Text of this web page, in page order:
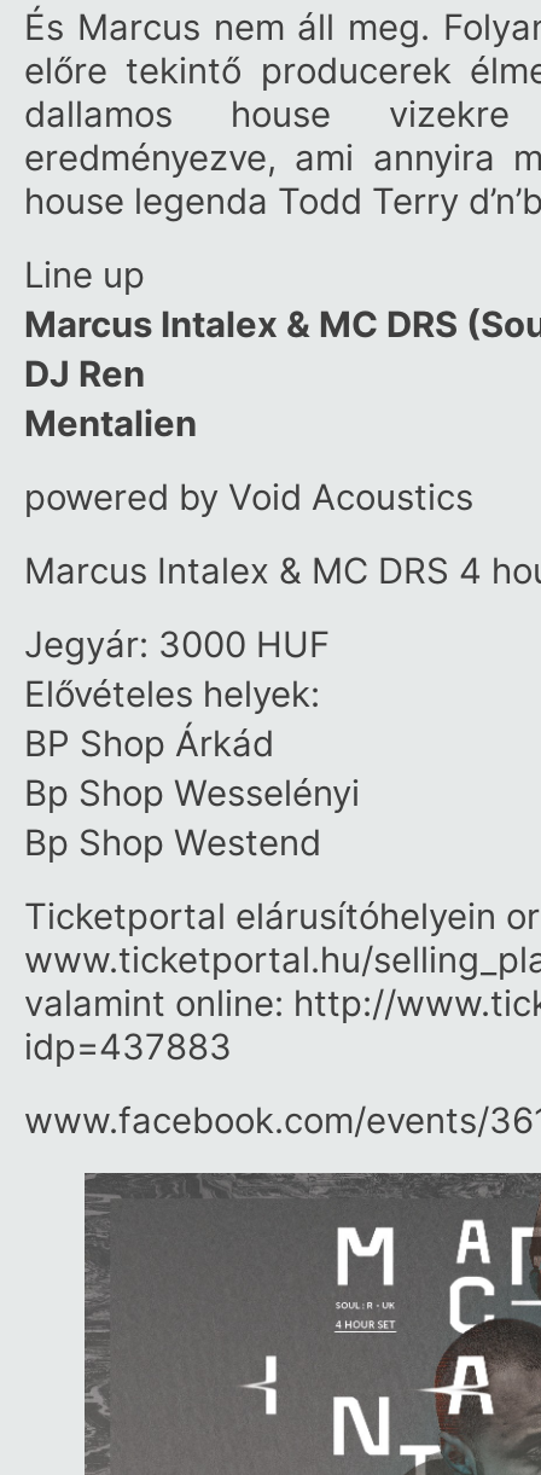
És Marcus nem áll meg.
előre tekintő producerek
dallamos house vizekre
eredményezve, ami annyira
house legenda Todd Terry
Line up
Marcus Intalex & MC DRS
DJ Ren
Mentalien
powered by Void Acoustics
Marcus Intalex & MC DRS 4
Jegyár: 3000 HUF
Elővételes helyek:
BP Shop Árkád
Bp Shop Wesselényi
Bp Shop Westend
Ticketportal elárusítóhelyein
www.ticketportal.hu/
valamint online: http://
idp=437883
www.facebook.com/​events/​